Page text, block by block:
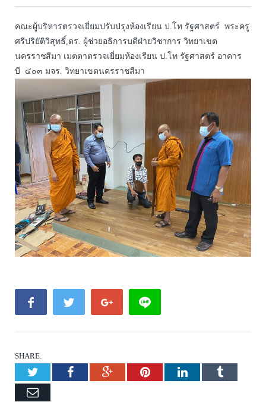
คณะผู้บริหารตรวจเยี่ยมปรับปรุงห้องเรียน ป.โท รัฐศาสตร์ พระครู
ศรีปริยัติวิสุทธิ์,ดร. ผู้ช่วยอธิการบดีฝ่ายวิชาการ วิทยาเขต
นครราชสีมา เมตตาตรวจเยี่ยมห้องเรียน ป.โท รัฐศาสตร์ อาคาร
บี ๔๐๓ มจร. วิทยาเขตนครราชสีมา
SHARE.
TwitterFacebookGoogle+PinterestLinkedInTumblr
Email